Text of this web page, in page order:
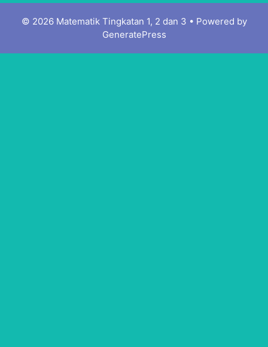
© 2026 Matematik Tingkatan 1, 2 dan 3 • Powered by
GeneratePress